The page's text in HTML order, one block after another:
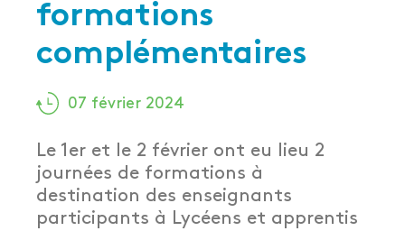
formations
complémentaires
07 février 2024
Le 1er et le 2 février ont eu lieu 2
journées de formations à
destination des enseignants
participants à Lycéens et apprentis